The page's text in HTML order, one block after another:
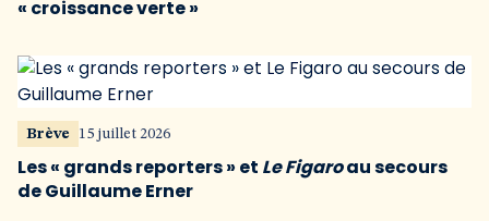
« croissance verte »
Brève 15 juillet 2026
Les « grands reporters » et Le Figaroau secours
de Guillaume Erner